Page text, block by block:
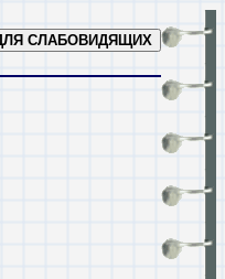
СЛАБОВИДЯЩИХ